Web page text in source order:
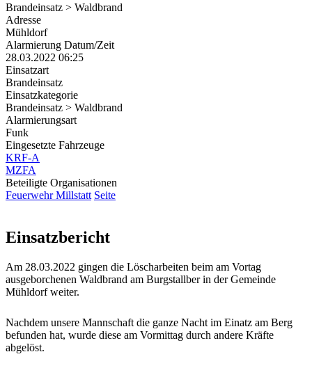
Brandeinsatz > Waldbrand
Adresse
Mühldorf
Alarmierung Datum/Zeit
28.03.2022 06:25
Einsatzart
Brandeinsatz
Einsatzkategorie
Brandeinsatz > Waldbrand
Alarmierungsart
Funk
Eingesetzte Fahrzeuge
KRF-A
MZFA
Beteiligte Organisationen
Feuerwehr Millstatt Seite
Einsatzbericht
Am 28.03.2022 gingen die Löscharbeiten beim am Vortag
ausgeborchenen Waldbrand am Burgstallber in der Gemeinde
Mühldorf weiter.
Nachdem unsere Mannschaft die ganze Nacht im Einatz am Berg
befunden hat, wurde diese am Vormittag durch andere Kräfte
abgelöst.